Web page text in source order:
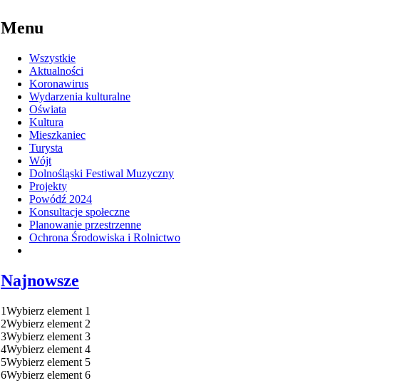
Menu
Wszystkie
Aktualności
Koronawirus
Wydarzenia kulturalne
Oświata
Kultura
Mieszkaniec
Turysta
Wójt
Dolnośląski Festiwal Muzyczny
Projekty
Powódź 2024
Konsultacje społeczne
Planowanie przestrzenne
Ochrona Środowiska i Rolnictwo
Najnowsze
1Wybierz element 1
2Wybierz element 2
3Wybierz element 3
4Wybierz element 4
5Wybierz element 5
6Wybierz element 6